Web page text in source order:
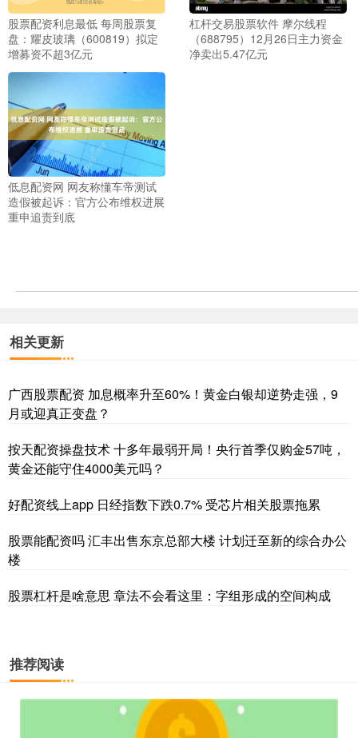
股票配资利息最低 每周股票复
盘：耀皮玻璃（600819）拟定
增募资不超3亿元
杠杆交易股票软件 摩尔线程
（688795）12月26日主力资金
净卖出5.47亿元
低息配资网 网友称懂车帝测试
造假被起诉：官方公布维权进展
重申追责到底
相关更新
广西股票配资 加息概率升至60%！黄金白银却逆势走强，9
月或迎真正变盘？
按天配资操盘技术 十多年最弱开局！央行首季仅购金57吨，
黄金还能守住4000美元吗？
好配资线上app 日经指数下跌0.7% 受芯片相关股票拖累
股票能配资吗 汇丰出售东京总部大楼 计划迁至新的综合办公
楼
股票杠杆是啥意思 章法不会看这里：字组形成的空间构成
推荐阅读